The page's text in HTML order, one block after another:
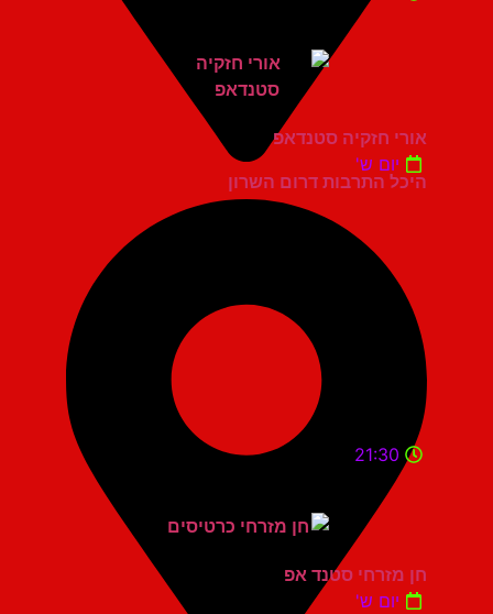
היכל התרבות דרום השרון
אורי חזקיה סטנדאפ
יום ש'
21:30
חן מזרחי סטנד אפ
יום ש'